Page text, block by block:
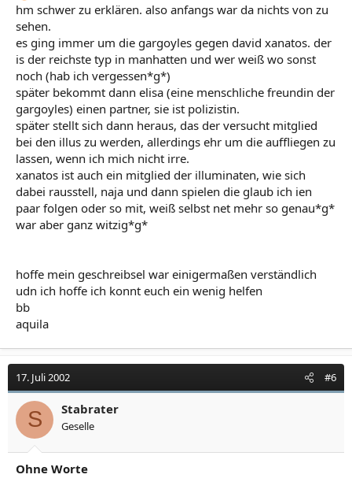
hm schwer zu erklären. also anfangs war da nichts von zu
sehen.
es ging immer um die gargoyles gegen david xanatos. der
is der reichste typ in manhatten und wer weiß wo sonst
noch (hab ich vergessen*g*)
später bekommt dann elisa (eine menschliche freundin der
gargoyles) einen partner, sie ist polizistin.
später stellt sich dann heraus, das der versucht mitglied
bei den illus zu werden, allerdings ehr um die auffliegen zu
lassen, wenn ich mich nicht irre.
xanatos ist auch ein mitglied der illuminaten, wie sich
dabei rausstell, naja und dann spielen die glaub ich ien
paar folgen oder so mit, weiß selbst net mehr so genau*g*
war aber ganz witzig*g*
hoffe mein geschreibsel war einigermaßen verständlich
udn ich hoffe ich konnt euch ein wenig helfen
bb
aquila
17. Juli 2002 #6
S Stabrater
Geselle
Ohne Worte